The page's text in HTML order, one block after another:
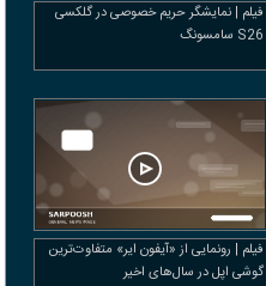
فیلم | نمایشگر حریم خصوصی در گلکسی
S26 سامسونگ
فیلم | رونمایی از «آیفون ایر» متفاوت‌ترین
گوشی اپل در سال‌های اخیر